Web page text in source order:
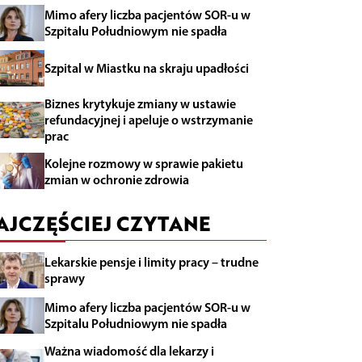
Mimo afery liczba pacjentów SOR-u w
Szpitalu Południowym nie spadła
Szpital w Miastku na skraju upadłości
Biznes krytykuje zmiany w ustawie
refundacyjnej i apeluje o wstrzymanie
prac
Kolejne rozmowy w sprawie pakietu
zmian w ochronie zdrowia
CZYTANE
Lekarskie pensje i limity pracy – trudne
sprawy
Mimo afery liczba pacjentów SOR-u w
Szpitalu Południowym nie spadła
Ważna wiadomość dla lekarzy i